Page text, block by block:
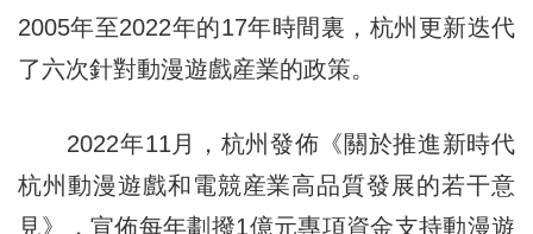
2005年至2022年的17年時間裏，杭州更新迭代
了六次針對動漫遊戲産業的政策。
2022年11月，杭州發佈《關於推進新時代
杭州動漫遊戲和電競産業高品質發展的若干意
見》，宣佈每年劃撥1億元專項資金支持動漫遊